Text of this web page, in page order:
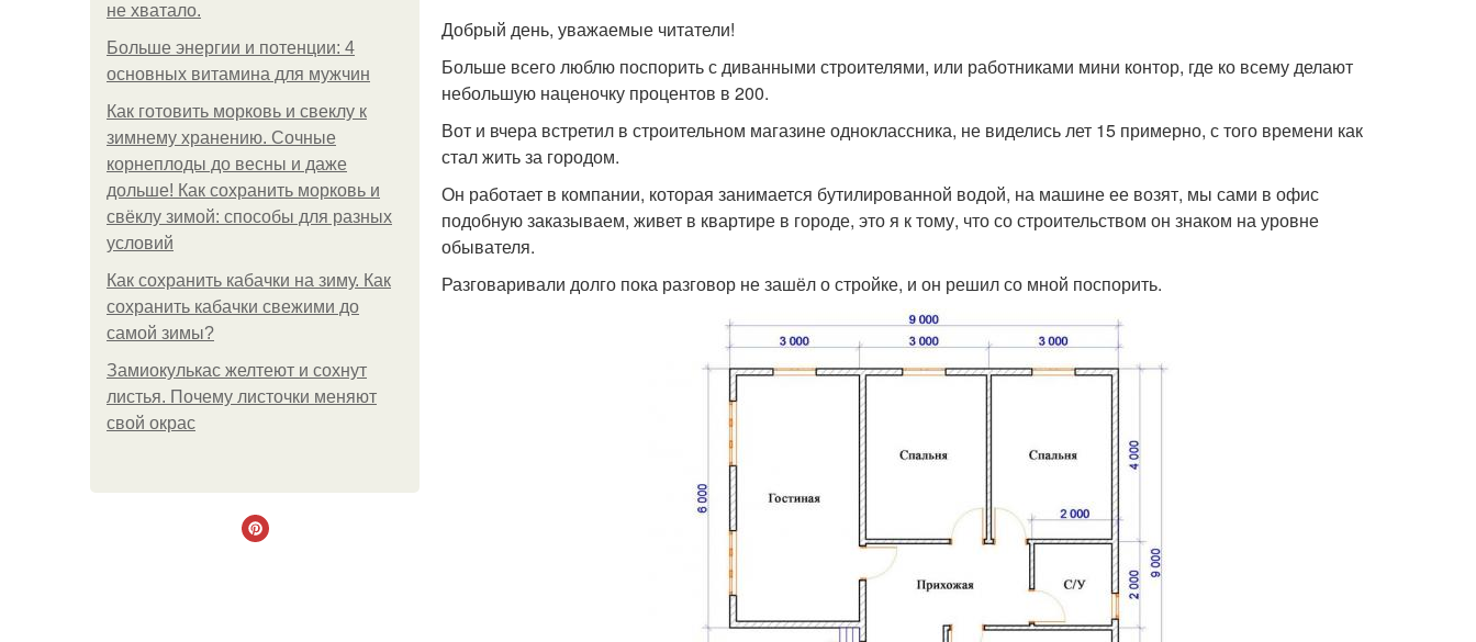
не хватало.
Больше энергии и потенции: 4
основных витамина для мужчин
Как готовить морковь и свеклу к
зимнему хранению. Сочные
корнеплоды до весны и даже
дольше! Как сохранить морковь и
свёклу зимой: способы для разных
условий
Как сохранить кабачки на зиму. Как
сохранить кабачки свежими до
самой зимы?
Замиокулькас желтеют и сохнут
листья. Почему листочки меняют
свой окрас
Добрый день, уважаемые читатели!
Больше всего люблю поспорить с диванными строителями, или работниками мини контор, где ко всему делают
небольшую наценочку процентов в 200.
Вот и вчера встретил в строительном магазине одноклассника, не виделись лет 15 примерно, с того времени как
стал жить за городом.
Он работает в компании, которая занимается бутилированной водой, на машине ее возят, мы сами в офис
подобную заказываем, живет в квартире в городе, это я к тому, что со строительством он знаком на уровне
обывателя.
Разговаривали долго пока разговор не зашёл о стройке, и он решил со мной поспорить.